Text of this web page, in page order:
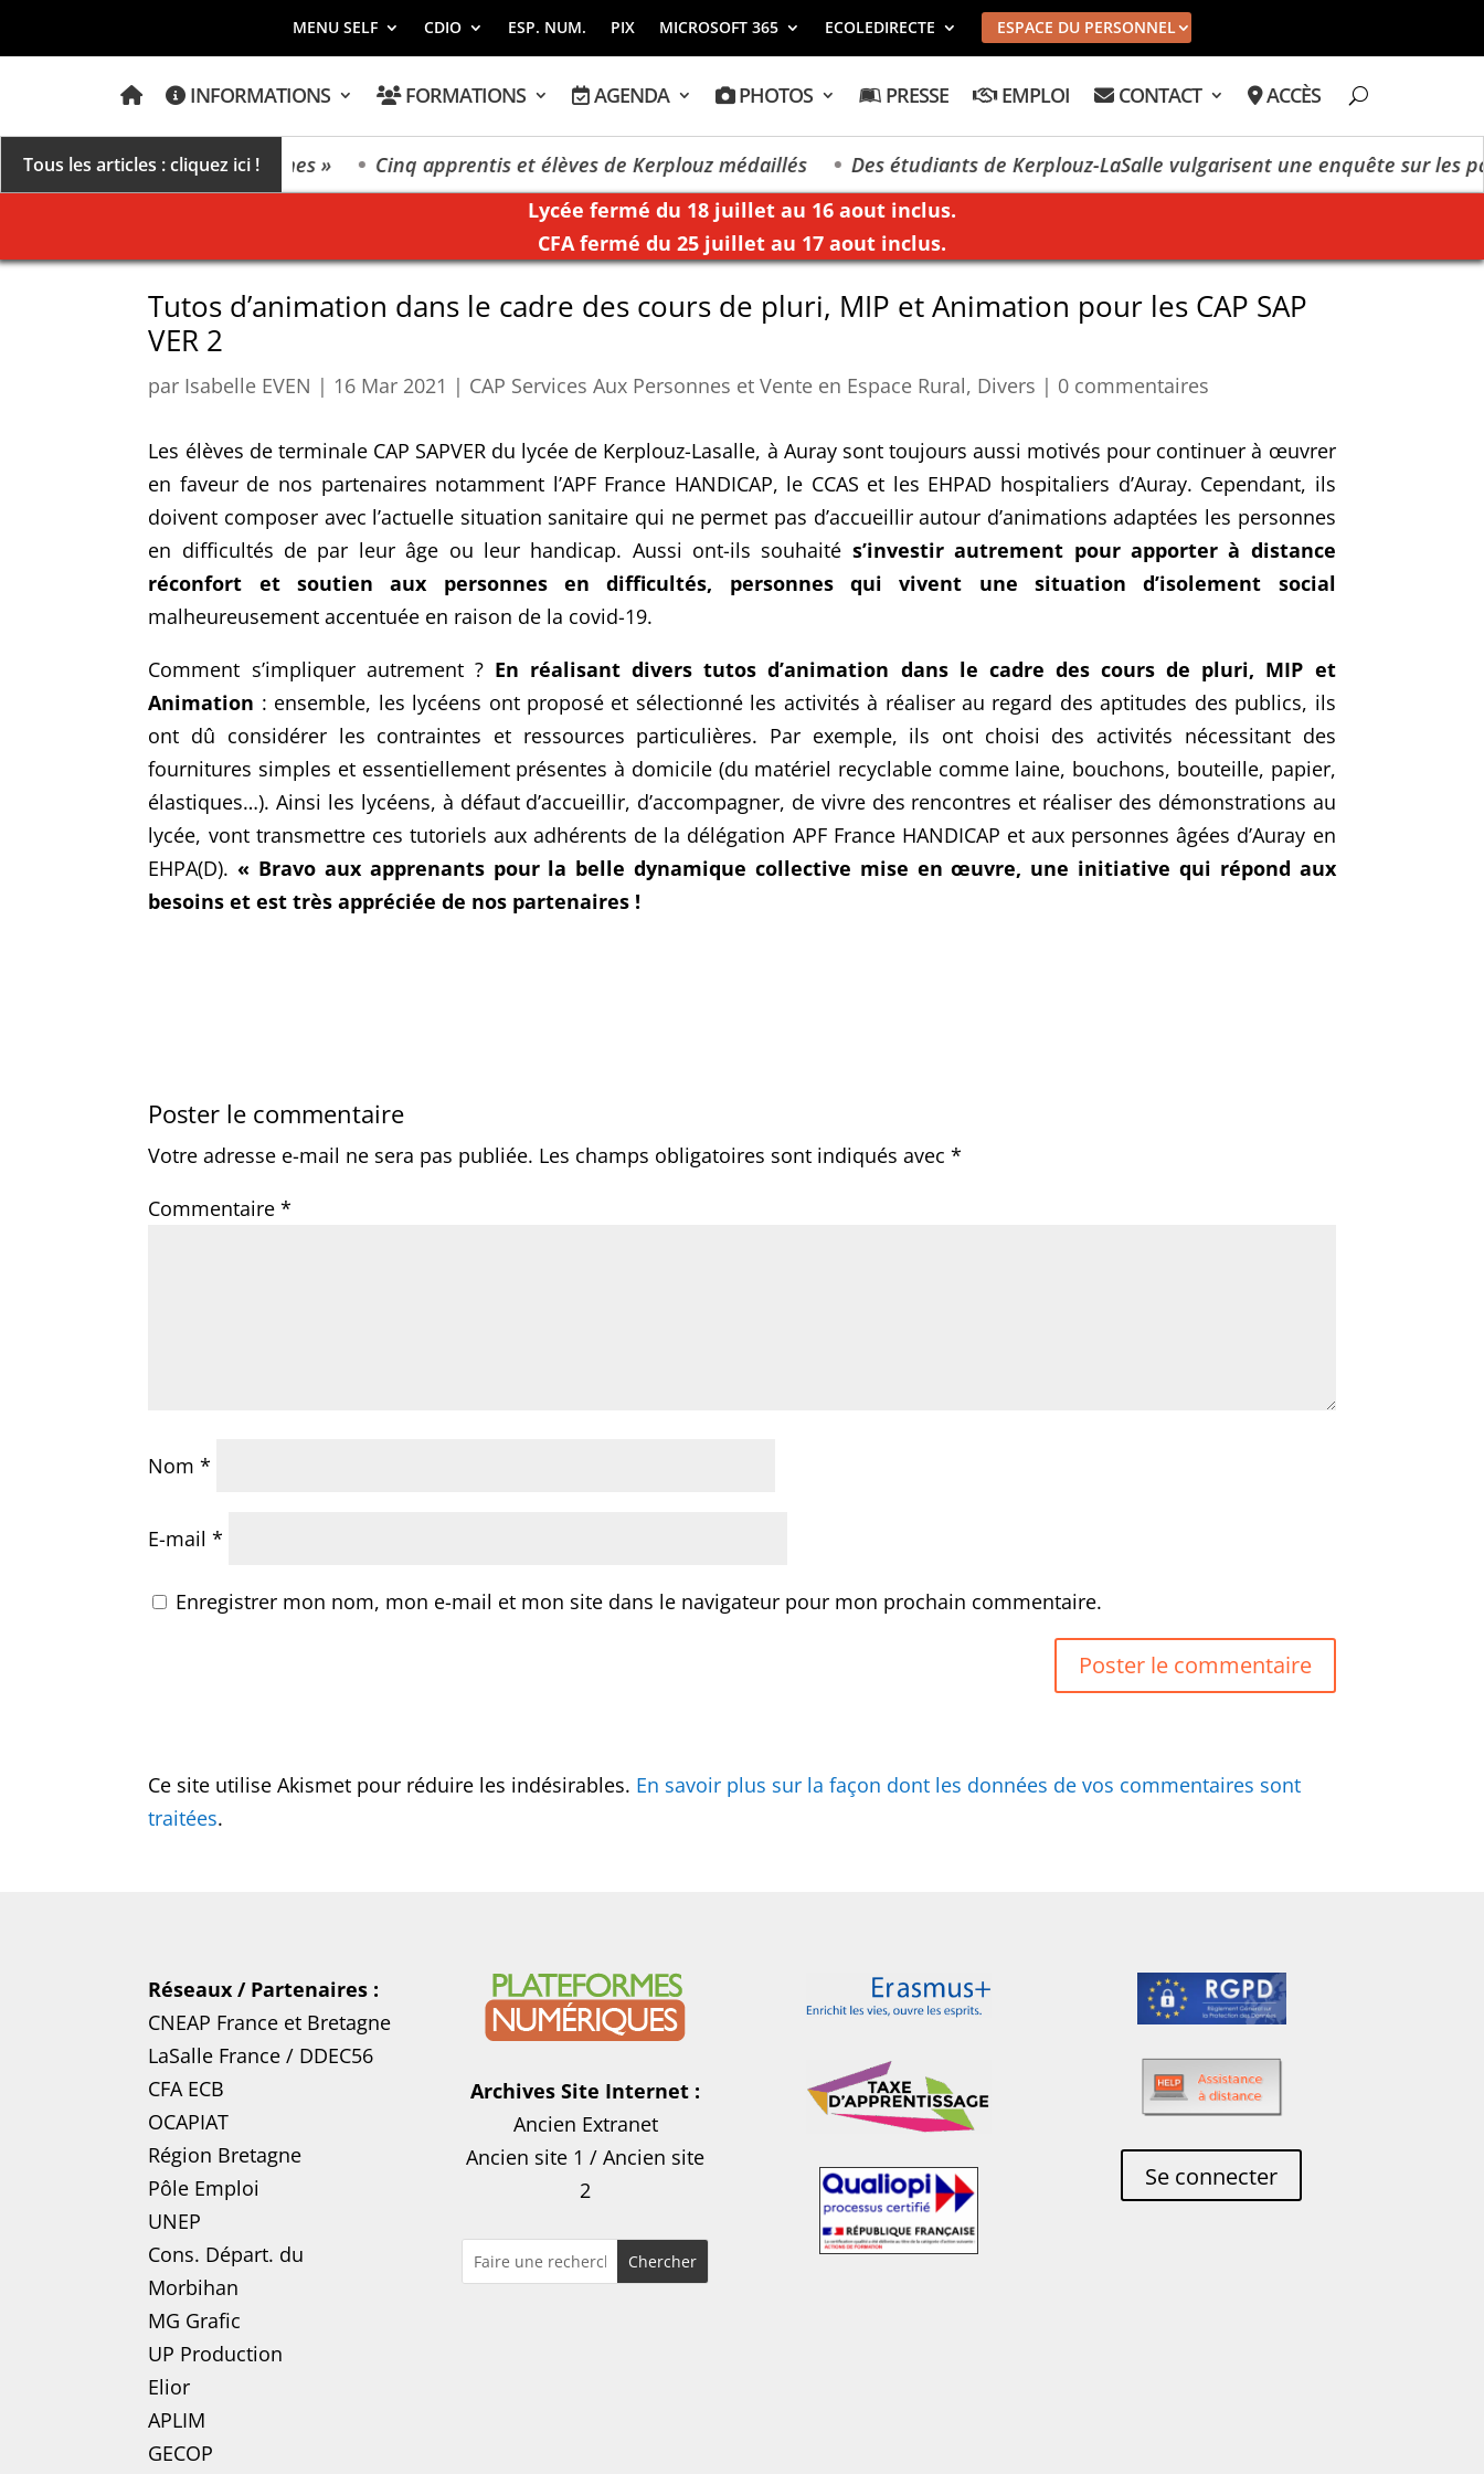
MENU SELF CDIO ESP. NUM. PIX MICROSOFT 365 ECOLEDIRECTE ESPACE DU PERSONNEL
A
U
E
I
L
INFORMATIONS FORMATIONS AGENDA PHOTOS PRESSE EMPLOI CONTACT ACCÈS
Tous les articles : cliquez ici !
un millésime des extrêmes » Cinq apprentis et élèves de Kerplouz médaillés
Des étudiants de Kerplouz-LaSalle vulgarisent une enquête sur les
Lycée fermé du 18 juillet au 16 aout inclus.
CFA fermé du 25 juillet au 17 aout inclus.
Tutos d’animation dans le cadre des cours de pluri, MIP et Animation pour les CAP SAP
VER 2
par Isabelle EVEN | 16 Mar 2021 | CAP Services Aux Personnes et Vente en Espace Rural, Divers | 0 commentaires
Les élèves de terminale CAP SAPVER du lycée de Kerplouz-Lasalle, à Auray sont toujours aussi motivés pour continuer à œuvrer
en faveur de nos partenaires notamment l’APF France HANDICAP, le CCAS et les EHPAD hospitaliers d’Auray. Cependant, ils
doivent composer avec l’actuelle situation sanitaire qui ne permet pas d’accueillir autour d’animations adaptées les personnes
en difficultés de par leur âge ou leur handicap. Aussi ont-ils souhaité s’investir autrement pour apporter à distance
réconfort et soutien aux personnes en difficultés, personnes qui vivent une situation d’isolement social
malheureusement accentuée en raison de la covid-19.
Comment s’impliquer autrement ? En réalisant divers tutos d’animation dans le cadre des cours de pluri, MIP et
Animation : ensemble, les lycéens ont proposé et sélectionné les activités à réaliser au regard des aptitudes des publics, ils
ont dû considérer les contraintes et ressources particulières. Par exemple, ils ont choisi des activités nécessitant des
fournitures simples et essentiellement présentes à domicile (du matériel recyclable comme laine, bouchons, bouteille, papier,
élastiques…). Ainsi les lycéens, à défaut d’accueillir, d’accompagner, de vivre des rencontres et réaliser des démonstrations au
lycée, vont transmettre ces tutoriels aux adhérents de la délégation APF France HANDICAP et aux personnes âgées d’Auray en
EHPA(D). « Bravo aux apprenants pour la belle dynamique collective mise en œuvre, une initiative qui répond aux
besoins et est très appréciée de nos partenaires !
Poster le commentaire
Votre adresse e-mail ne sera pas publiée. Les champs obligatoires sont indiqués avec*
Commentaire*
Nom*
E-mail*
Enregistrer mon nom, mon e-mail et mon site dans le navigateur pour mon prochain commentaire.
Ce site utilise Akismet pour réduire les indésirables. En savoir plus sur la façon dont les données de vos commentaires sont
traitées.
Réseaux / Partenaires :
CNEAP France et Bretagne
LaSalle France / DDEC56
CFA ECB
OCAPIAT
Région Bretagne
Pôle Emploi
UNEP
Cons. Départ. du
Morbihan
MG Grafic
UP Production
Elior
APLIM
GECOP
Archives Site Internet :
Ancien Extranet
Ancien site 1 /Ancien site
2
Se connecter